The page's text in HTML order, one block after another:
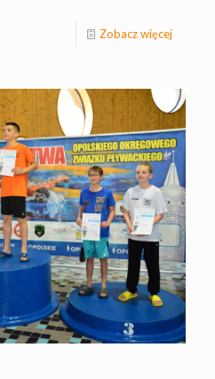
Zobacz więcej